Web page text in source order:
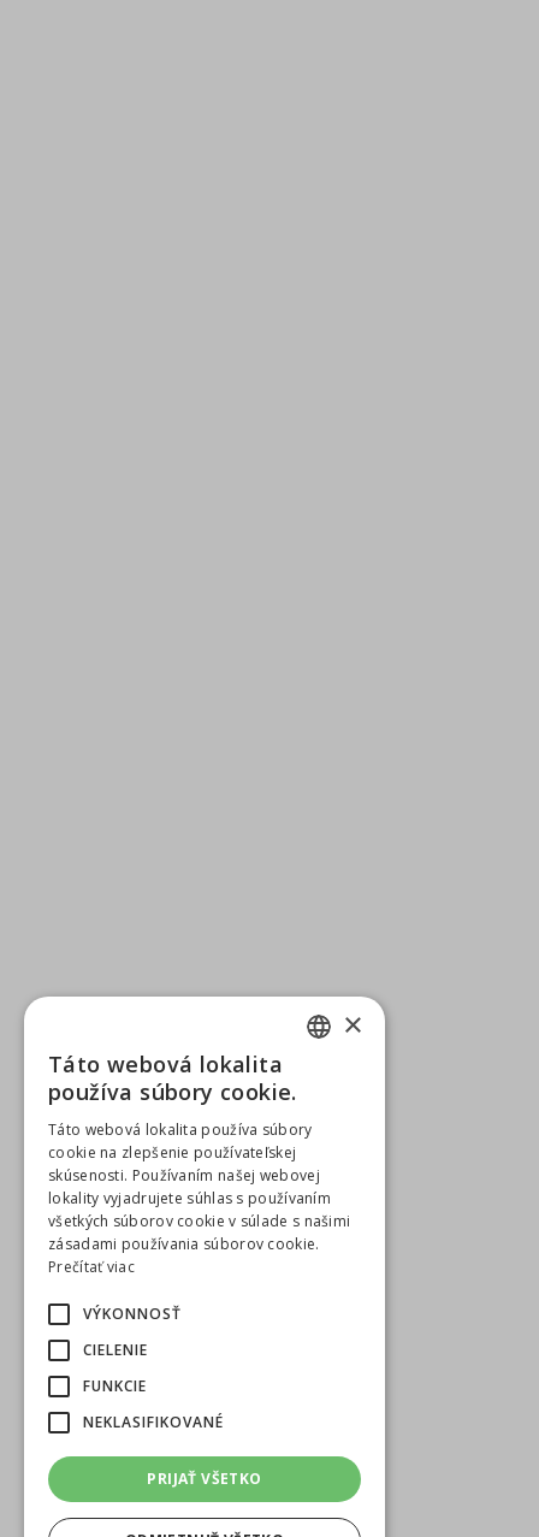
×
Táto webová lokalita
používa súbory cookie.
Táto webová lokalita používa súbory
cookie na zlepšenie používateľskej
skúsenosti. Používaním našej webovej
lokality vyjadrujete súhlas s používaním
všetkých súborov cookie v súlade s našimi
zásadami používania súborov cookie.
Prečítať viac
VÝKONNOSŤ
CIELENIE
FUNKCIE
NEKLASIFIKOVANÉ
PRIJAŤ VŠETKO